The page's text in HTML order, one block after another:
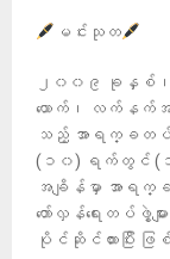
မင်းသုတ
၂၀၀၉ ခုနှစ်၊
ယောက်၊ လက်နက်
သည့် အာရ​က္ခတပ်
(၁၀) ရက်တွင် (၁
အချိန်မှာ အာရက္
တော်လှန်ရေးတပ်ဖွဲ့မ
ပိုင်ဆိုင်ထားပြီး ဖ